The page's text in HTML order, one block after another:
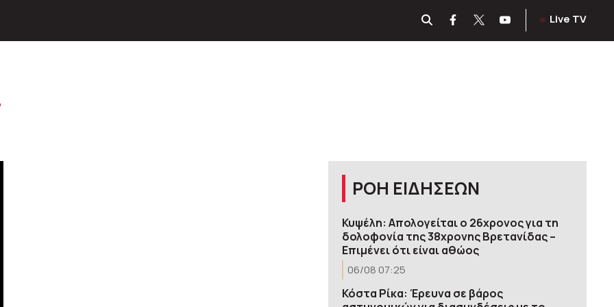
Live TV
ΡΟΗ ΕΙΔΗΣΕΩΝ
Κυψέλη: Απολογείται ο 26χρονος για τη
δολοφονία της 38χρονης Βρετανίδας –
Επιμένει ότι είναι αθώος
06/08 07:25
Κόστα Ρίκα: Έρευνα σε βάρος